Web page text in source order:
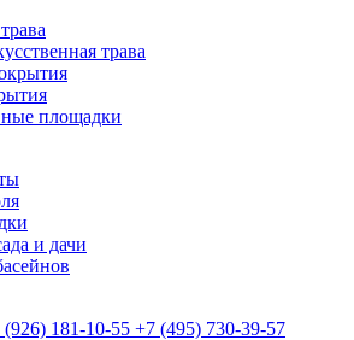
трава
площадки
и дачи
(926) 181-10-55 +7 (495) 730-39-57